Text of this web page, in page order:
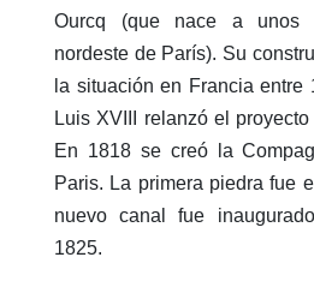
Ourcq (que nace a unos
nordeste de París). Su
la situación en Francia entre
Luis XVIII relanzó el
En 1818 se creó la
Paris. La primera piedra fue
nuevo canal fue
1825.